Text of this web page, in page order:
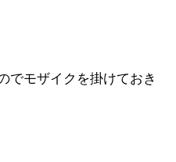
でモザイクを掛けておき